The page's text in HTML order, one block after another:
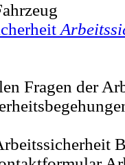
Fragen der